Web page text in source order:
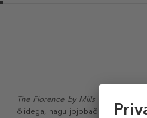
The Florence by Mills Oh Whale!
õlidega, nagu jojobaõli ja